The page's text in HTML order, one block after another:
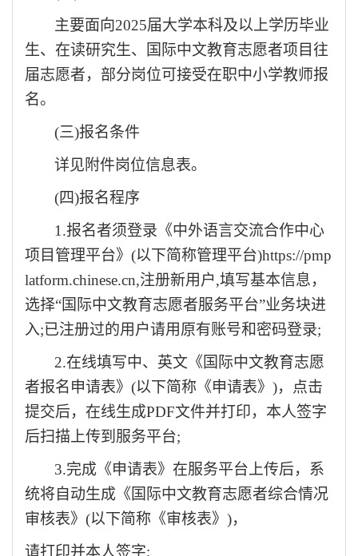
主要面向2025届大学本科及以上学历毕业
生、在读研究生、国际中文教育志愿者项目往
届志愿者，部分岗位可接受在职中小学教师报
名。
(三)报名条件
详见附件岗位信息表。
(四)报名程序
1.报名者须登录《中外语言交流合作中心
项目管理平台》(以下简称管理平台)https://pmp
latform.chinese.cn,注册新用户,填写基本信息，
选择“国际中文教育志愿者服务平台”业务块进
入;已注册过的用户请用原有账号和密码登录;
2.在线填写中、英文《国际中文教育志愿
者报名申请表》(以下简称《申请表》)，点击
提交后，在线生成PDF文件并打印，本人签字
后扫描上传到服务平台;
3.完成《申请表》在服务平台上传后，系
统将自动生成《国际中文教育志愿者综合情况
审核表》(以下简称《审核表》)，
请打印并本人签字;